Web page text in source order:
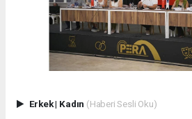
Erkek| Kadın (Haberi Sesli Oku)